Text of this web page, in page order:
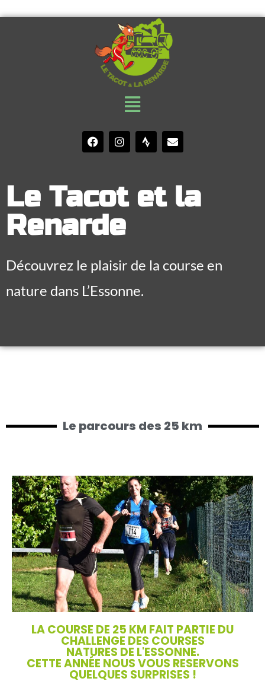
Le Tacot et la
Renarde
Découvrez le plaisir de la course en
nature dans L’Essonne.
Le parcours des 25 km
LA COURSE DE 25 KM FAIT PARTIE DU
CHALLENGE DES COURSES
NATURES DE L'ESSONNE.
CETTE ANNÉE NOUS VOUS RESERVONS
QUELQUES SURPRISES !